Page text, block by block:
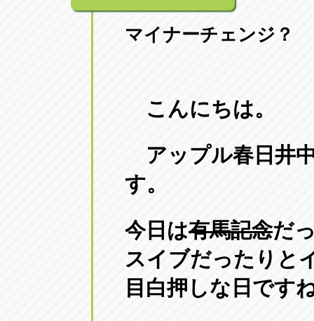
アップル
0586-28-
0568-85-
アップル
アップル
0566-43-
アップル
アップル一宮22号店
愛知県一宮市朝日3-4-12
愛知県春日井市八田町2-1-16
アップル名岐バイパス春日店
愛知県北名古屋市中之郷八反
愛知県碧南市立山町4-32-1
アップル常滑店
マイナーチェンジ？
こんにちは。
アップル春日井
す。
今日は有馬記念だ
スイブだったりと
目白押しな日です